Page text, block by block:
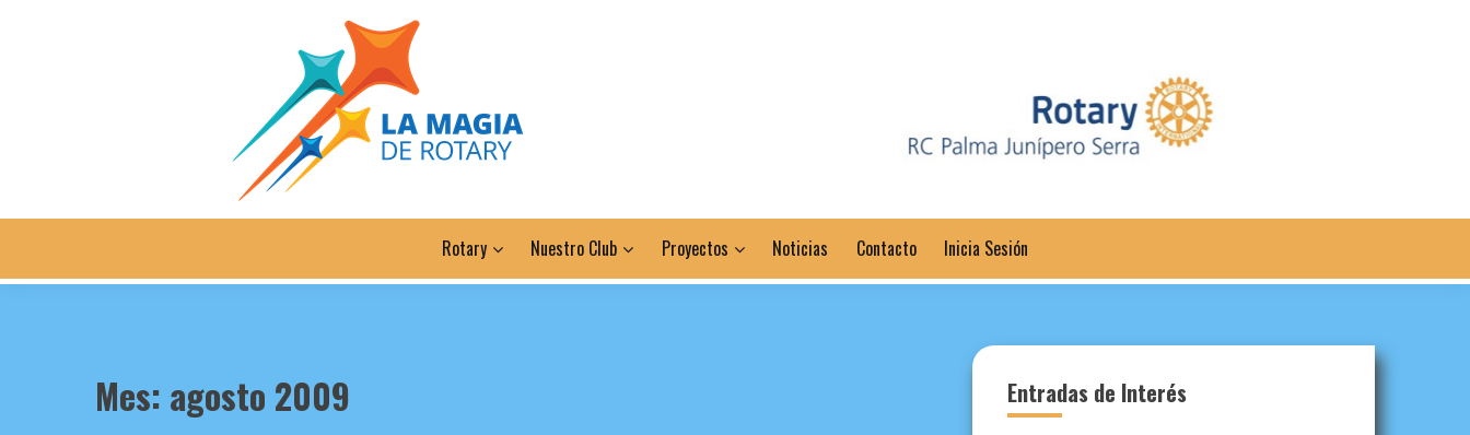
Rotary Nuestro Club Proyectos Noticias Contacto Inicia Sesión
Mes: agosto 2009 Entradas de Interés